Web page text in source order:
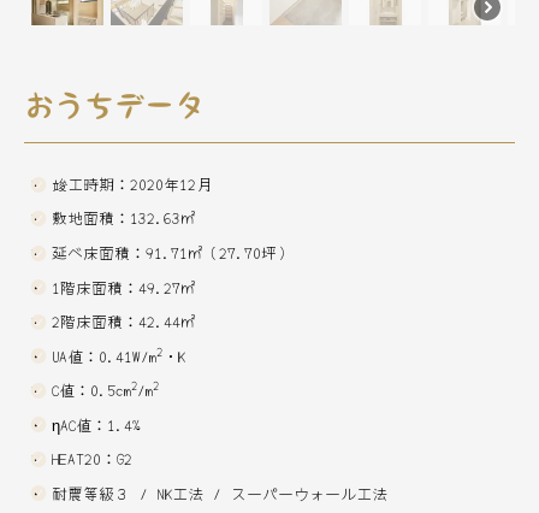
おうちデータ
竣工時期：2020年12月
敷地面積：132.63㎡
延べ床面積：91.71㎡（27.70坪）
1階床面積：49.27㎡
2階床面積：42.44㎡
UA値：0.41W/m2 ・K
C値：0.5cm2/m2
ηAC値：1.4%
HEAT20：G2
耐震等級３ / NK工法 / スーパーウォール工法